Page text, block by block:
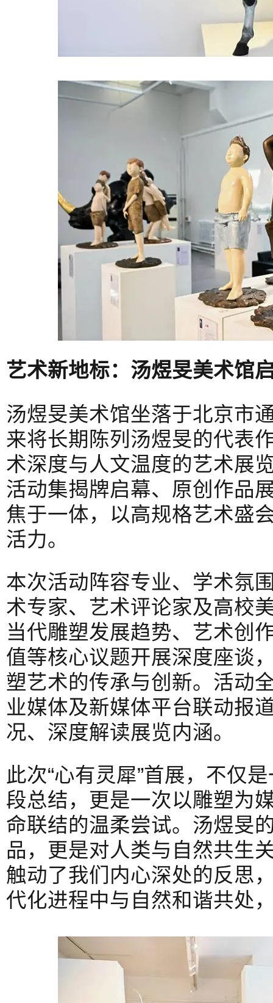
艺术新地标：汤煜旻美术馆
汤煜旻美术馆坐落于北京市
来将长期陈列汤煜旻的代表
术深度与人文温度的艺术展
活动集揭牌启幕、原创作品
焦于一体，以高规格艺术盛
活力。
本次活动阵容专业、学术氛
术专家、艺术评论家及高校
当代雕塑发展趋势、艺术创
值等核心议题开展深度座谈
塑艺术的传承与创新。活动
业媒体及新媒体平台联动报
况、深度解读展览内涵。
此次“心有灵犀”首展，不仅
段总结，更是一次以雕塑为
命联结的温柔尝试。汤煜旻
品，更是对人类与自然共
触动了我们内心深处的反思
代化进程中与自然和谐共处